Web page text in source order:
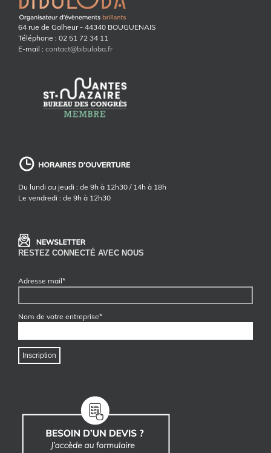
64 rue de Galheur - 44340 BOUGUENAIS
Téléphone : 02 51 72 34 11
E-mail : contact@bibuloba.fr
Du lundi au jeudi : de 9h à 12h30 / 14h à 18h
Le vendredi : de 9h à 12h30
RESTEZ CONNECTÉ AVEC NOUS
Adresse mail*
Nom de votre entreprise*